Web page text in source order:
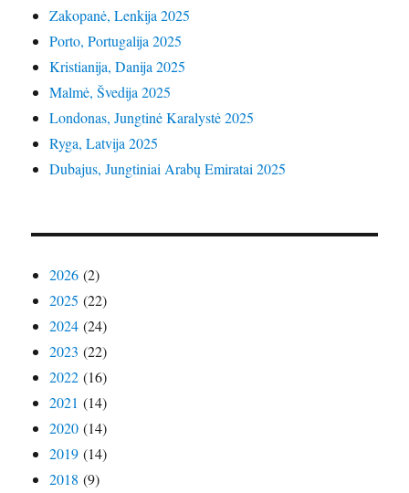
Zakopanė, Lenkija 2025
Porto, Portugalija 2025
Kristianija, Danija 2025
Malmė, Švedija 2025
Londonas, Jungtinė Karalystė 2025
Ryga, Latvija 2025
Dubajus, Jungtiniai Arabų Emiratai 2025
2026 (2)
2025 (22)
2024 (24)
2023 (22)
2022 (16)
2021 (14)
2020 (14)
2019 (14)
2018 (9)